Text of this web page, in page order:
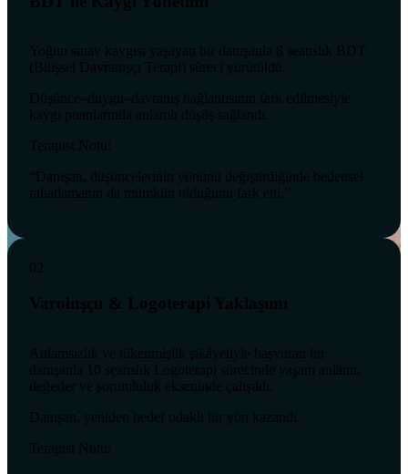
Yoğun sınav kaygısı yaşayan bir danışanla 8 seanslık BDT
(Bilişsel Davranışçı Terapi) süreci yürütüldü.
Düşünce–duygu–davranış bağlantısının fark edilmesiyle
kaygı puanlarında anlamlı düşüş sağlandı.
Terapist Notu:
“Danışan, düşüncelerinin yönünü değiştirdiğinde bedensel
rahatlamanın da mümkün olduğunu fark etti.”
02
Varoluşçu & Logoterapi Yaklaşımı
Anlamsızlık ve tükenmişlik şikâyetiyle başvuran bir
danışanla 10 seanslık Logoterapi sürecinde yaşam anlamı,
değerler ve sorumluluk ekseninde çalışıldı.
Danışan, yeniden hedef odaklı bir yön kazandı.
Terapist Notu: